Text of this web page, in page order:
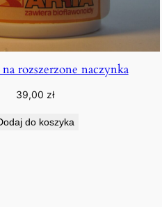
rozszerzone naczynka
39,00 zł
do koszyka